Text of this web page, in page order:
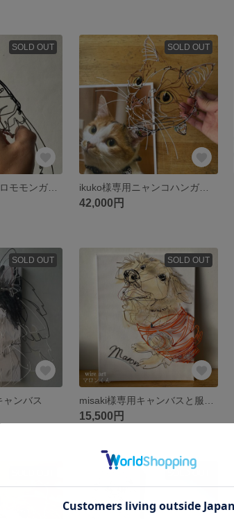
SOLD OUT
Ryoko様専用フクロモモンガワイヤーアート
SOLD OUT
ikuko様専用ニャンコハンガー／ワイヤーアート
42,000円
SOLD OUT
ンバス
SOLD OUT
15,500円